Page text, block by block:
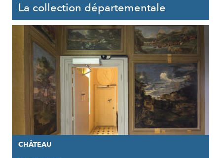
La collection départementale
CHÂTEAU